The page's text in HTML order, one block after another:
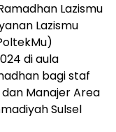
Lazismu
Lazismu
di aula
bagi staf
Manajer Area
Sulsel